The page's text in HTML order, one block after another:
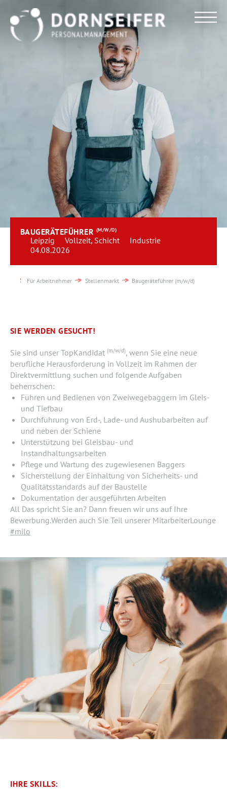
BAUGERÄTEFÜHRER (M/W/D)
Leipzig Vollzeit, Schicht
Industrie
04.08.2026
Für Arbeitnehmer Stellenmarkt Baugeräteführer (m/w/d)
SIE WERDEN GESUCHT!
Sie sind unser TopKandidat (m/w/d), wenn Sie eine neue
berufliche Herausforderung in Vollzeit im Rahmen der
Direktvermittlung suchen und folgende Aufgaben
beherrschen:
Führen und Bedienen von Zweiwegebaggern im Gleis-
und Tiefbau
Durchführung von Erd-, Lade- und Aushubarbeiten auf
und neben der Schiene
Unterstützung bei Gleisbau- und
Instandhaltungsarbeiten
Pflege und Wartung des zugewiesenen Baggers
Sicherstellung der Einhaltung von Sicherheits- und
Qualitätsstandards auf der Baustelle
Dokumentation der ausgeführten Arbeiten
All Das spricht Sie an? Dann freuen wir uns auf Ihre
Bewerbung.Werden auch Sie Teil unserer MitarbeiterLounge
#milo
IHRE SKILLS:
Für Arbeitnehmer
Für Unternehmen
Dornseifer DNA
Referenzen
Stellenmarkt
Blog
Team
Kontakt